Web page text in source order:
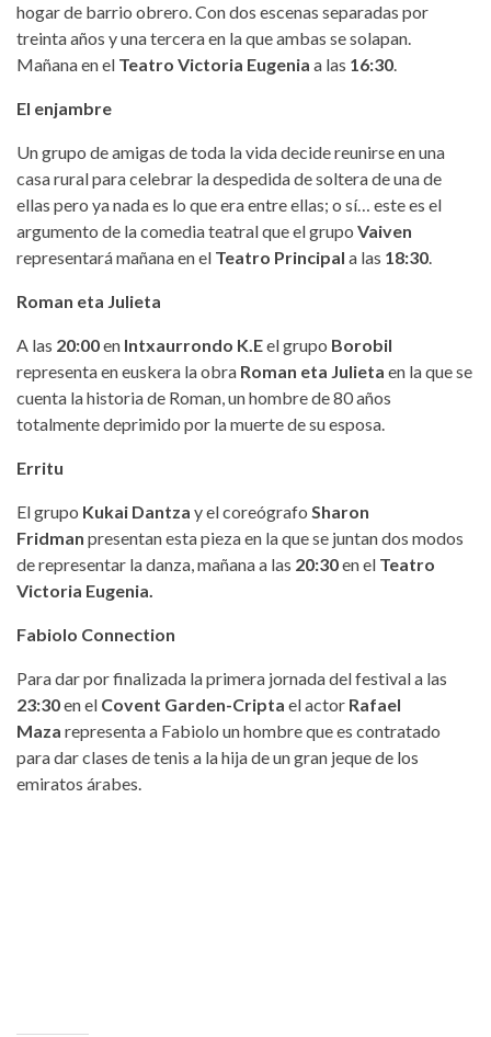
hogar de barrio obrero. Con dos escenas separadas por
treinta años y una tercera en la que ambas se solapan.
Mañana en el Teatro Victoria Eugenia a las 16:30.
El enjambre
Un grupo de amigas de toda la vida decide reunirse en una
casa rural para celebrar la despedida de soltera de una de
ellas pero ya nada es lo que era entre ellas; o sí… este es el
argumento de la comedia teatral que el grupo Vaiven
representará mañana en el Teatro Principal a las 18:30.
Roman eta Julieta
A las 20:00en Intxaurrondo K.Eel grupo Borobil
representa en euskera la obra Roman eta Julieta en la que se
cuenta la historia de Roman, un hombre de 80 años
totalmente deprimido por la muerte de su esposa.
Erritu
El grupo Kukai Dantza y el coreógrafo Sharon
Fridman presentan esta pieza en la que se juntan dos modos
de representar la danza, mañana a las 20:30en el Teatro
Victoria Eugenia.
Fabiolo Connection
Para dar por finalizada la primera jornada del festival a las
23:30en el Covent Garden-Cripta el actor Rafael
Maza representa a Fabiolo un hombre que es contratado
para dar clases de tenis a la hija de un gran jeque de los
emiratos árabes.